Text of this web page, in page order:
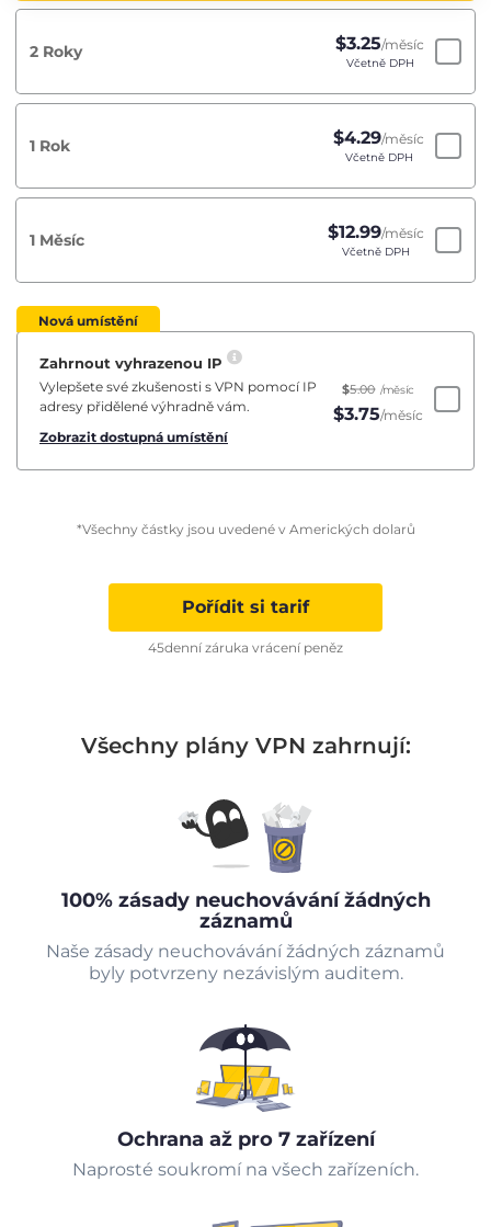
2 Roky $3.25/měsíc
Včetně DPH
1 Rok $4.29/měsíc
Včetně DPH
1 Měsíc $12.99/měsíc
Včetně DPH
Nová umístění
Zahrnout vyhrazenou IP
Vylepšete své zkušenosti s VPN pomocí IP
adresy přidělené výhradně vám.
Zobrazit dostupná umístění
$5.00 /měsíc
$3.75/měsíc
*Všechny částky jsou uvedené v Amerických dolarů
Pořídit si tarif
45denní záruka vrácení peněz
Všechny plány VPN zahrnují:
100% zásady neuchovávání žádných
záznamů
Naše zásady neuchovávání žádných záznamů
byly potvrzeny nezávislým auditem.
Ochrana až pro 7 zařízení
Naprosté soukromí na všech zařízeních.